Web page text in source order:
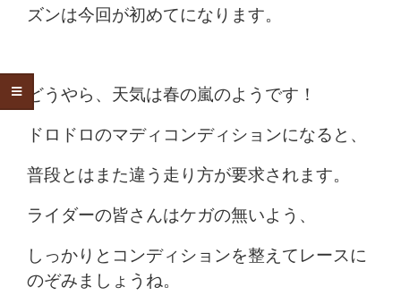
ズンは今回が初めてになります。
どうやら、天気は春の嵐のようです！
ドロドロのマディコンディションになると、
普段とはまた違う走り方が要求されます。
ライダーの皆さんはケガの無いよう、
しっかりとコンディションを整えてレースに
のぞみましょうね。